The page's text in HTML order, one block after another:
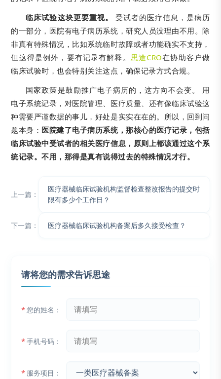
临床试验这块更要重视。
受试者的医疗信息，是病历
的一部分，医院有电子病历系统，研究人员没理由不用。除
非真有特殊情况，比如系统临时故障或者功能确实不支持，
但这得是例外，要有记录有解释。 思途CRO在协助客户做
临床试验时，也会特别关注这点，确保记录方式合规。
国家政策是鼓励推广电子病历的，这方向不会变。 用
电子系统记录，对医院管理、医疗质量、还有像临床试验这
种需要严谨数据的事儿，好处是实实在在的。所以，回到问
题本身： 医院建了电子病历系统，那核心的医疗记录，包括
临床试验中受试者的相关医疗信息，原则上都该通过这个系
统记录。不用，那得是真有说得过去的特殊情况才行。
上一篇：
医疗器械临床试验机构监督检查整改报告的提交时
限有多少个工作日？
下一篇： 医疗器械临床试验机构备案后多久接受检查？
请将您的需求告诉思途
*您的姓名：
*手机号码：
* 服务项目：